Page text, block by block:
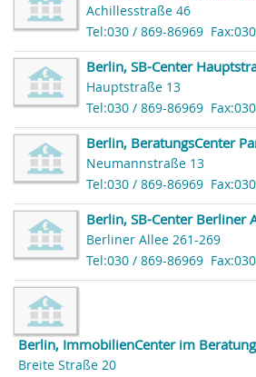
Achillesstraße 46
Tel:030 / 869-86969
Berlin, SB-Center
Hauptstraße 13
Tel:030 / 869-86969
Berlin, BeratungsCenter
Neumannstraße 13
Tel:030 / 869-86969
Berlin, SB-Center Berliner
Berliner Allee 261-269
Tel:030 / 869-86969
Berlin, ImmobilienCenter im
Breite Straße 20